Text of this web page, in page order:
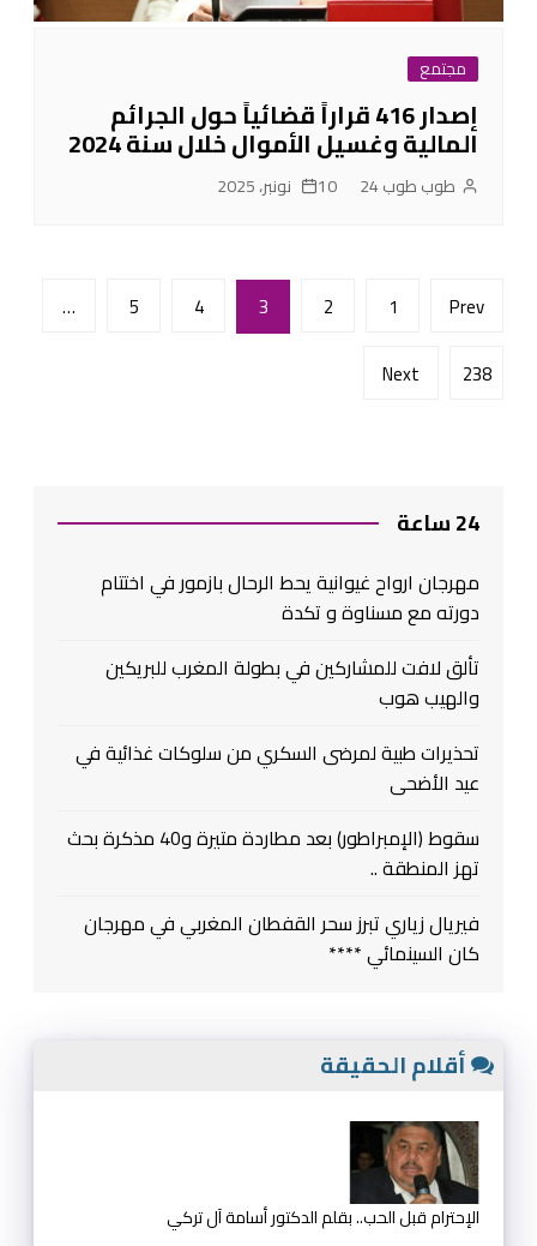
مجتمع
إصدار 416 قراراً قضائياً حول الجرائم
المالية وغسيل الأموال خلال سنة 2024
طوب طوب 24 10 نونبر، 2025
Posts
pagination
Prev
1
2
3
4
5
…
238
Next
24 ساعة
مهرجان ارواح غيوانية يحط الرحال بازمور في اختتام
دورته مع مسناوة و تكدة
تألق لافت للمشاركين في بطولة المغرب للبريكين
والهيب هوب
تحذيرات طبية لمرضى السكري من سلوكات غذائية في
عيد الأضحى
سقوط (الإمبراطور) بعد مطاردة متيرة و40 مذكرة بحث
تهز المنطقة ..
فيريال زياري تبرز سحر القفطان المغربي في مهرجان
كان السينمائي ****
أقلام الحقيقة
الإحترام قبل الحب.. بقلم الدكتور أسامة آل تركي